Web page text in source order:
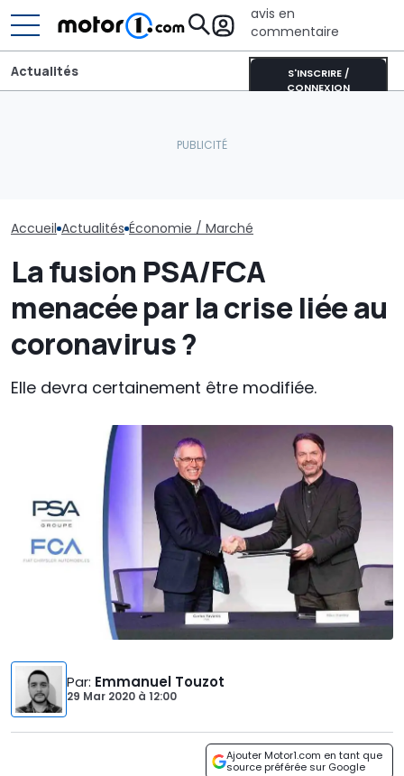
avis en
commentaire
S'INSCRIRE /
CONNEXION
Actualités
Accueil Actualités Économie / Marché
La fusion PSA/FCA
menacée par la crise liée au
coronavirus ?
Elle devra certainement être modifiée.
Par: Emmanuel Touzot
29 Mar 2020 à 12:00
Ajouter Motor1.com en tant que
source préférée sur Google